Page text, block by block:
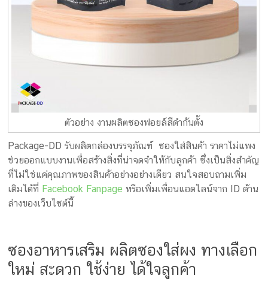
ตัวอย่าง งานผลิตซองฟอยล์สีดำก้นตั้ง
Package-DD รับผลิตกล่องบรรจุภัณฑ์ ซองใส่สินค้า ราคาไม่แพง
ช่วยออกแบบงานเพื่อสร้างสิ่งที่น่าจดจำให้กับลูกค้า ซึ่งเป็นสิ่งสำคัญ
ที่ไม่ใช่แค่คุณภาพของสินค้าอย่างอย่างเดียว สนใจสอบถามเพิ่ม
เติมได้ที่ Facebook Fanpage หรือเพิ่มเพื่อนแอดไลน์จาก ID ด้าน
ล่างของเว็บไซต์นี้
ซองอาหารเสริม ผลิตซองใส่ผง ทางเลือก
ใหม่ สะดวก ใช้ง่าย ได้ใจลูกค้า